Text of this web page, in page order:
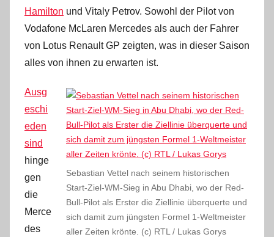
Hamilton und Vitaly Petrov. Sowohl der Pilot von
Vodafone McLaren Mercedes als auch der Fahrer
von Lotus Renault GP zeigten, was in dieser Saison
alles von ihnen zu erwarten ist.
Sebastian Vettel nach seinem historischen
Start-Ziel-WM-Sieg in Abu Dhabi, wo der Red-
Bull-Pilot als Erster die Ziellinie überquerte und
sich damit zum jüngsten Formel 1-Weltmeister
aller Zeiten krönte. (c) RTL / Lukas Gorys
Ausg
eschi
eden
sind
hinge
gen
die
Merce
des